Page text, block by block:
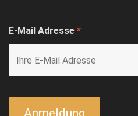
E-Mail Adresse *